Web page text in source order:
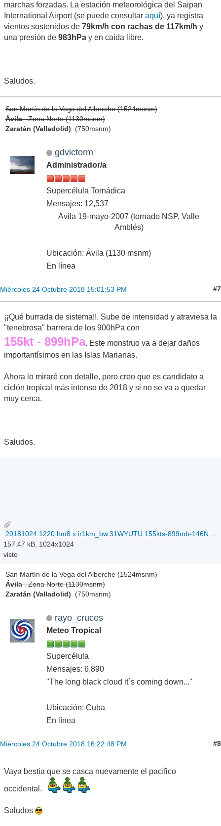
marchas forzadas. La estación meteorológica del Saipan
International Airport (se puede consultar aquí), ya registra
vientos sostenidos de 79km/h con rachas de 117km/h y
una presión de 983hPa y en caída libre.
Saludos.
San Martín de la Vega del Alberche (1524msnm)
Ávila. Zona Norte (1130msnm)
Zaratán (Valladolid) (750msnm)
gdvictorm
Administrador/a
Supercélula Tornádica
Mensajes: 12,537
Ávila 19-mayo-2007 (tornado NSP, Valle
Amblés)
Ubicación: Ávila (1130 msnm)
En línea
Miércoles 24 Octubre 2018 15:01:53 PM #7
¡¡Qué burrada de sistema!!. Sube de intensidad y atraviesa la
"tenebrosa" barrera de los 900hPa con
155kt - 899hPa. Este monstruo va a dejar daños
importantísimos en las Islas Marianas.
Ahora lo miraré con detalle, pero creo que es candidato a
ciclón tropical más intenso de 2018 y si no se va a quedar
muy cerca.
Saludos.
20181024.1220.hm8.x.ir1km_bw.31WYUTU.155kts-899mb-146N-1462E.100pc.jpg
157.47 kB, 1024x1024
visto
San Martín de la Vega del Alberche (1524msnm)
Ávila. Zona Norte (1130msnm)
Zaratán (Valladolid) (750msnm)
rayo_cruces
Meteo Tropical
Supercélula
Mensajes: 6,890
"The long black cloud it`s coming down..."
Ubicación: Cuba
En línea
Miércoles 24 Octubre 2018 16:22:48 PM #8
Vaya bestia que se casca nuevamente el pacífico
occidental.
Saludos